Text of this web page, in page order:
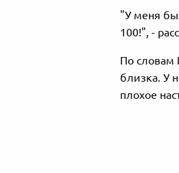
"У меня
100!", -
По словам
близка. У
плохое